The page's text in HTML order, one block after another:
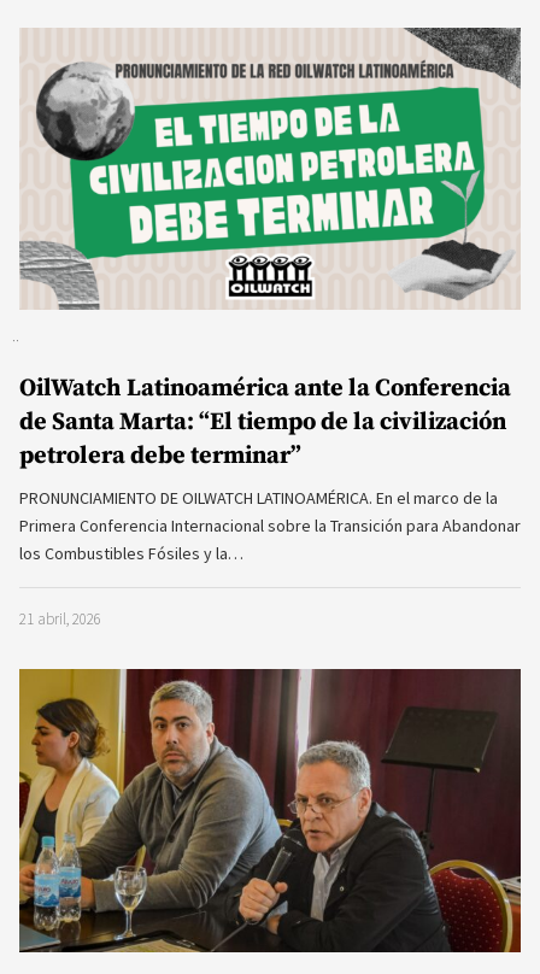
OilWatch Latinoamérica ante la Conferencia
de Santa Marta: “El tiempo de la civilización
petrolera debe terminar”
PRONUNCIAMIENTO DE OILWATCH LATINOAMÉRICA. En el marco de la
Primera Conferencia Internacional sobre la Transición para Abandonar
los Combustibles Fósiles y la…
21 abril, 2026